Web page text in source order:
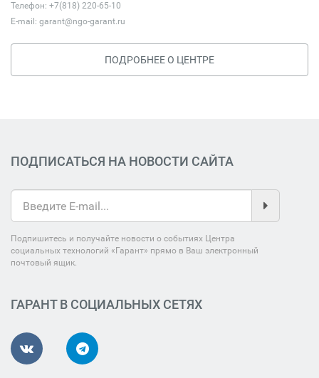
Телефон: +7(818) 220-65-10
E-mail: garant@ngo-garant.ru
ПОДРОБНЕЕ О ЦЕНТРЕ
ПОДПИСАТЬСЯ НА НОВОСТИ САЙТА
Подпишитесь и получайте новости о событиях Центра
социальных технологий «Гарант» прямо в Ваш электронный
почтовый ящик.
ГАРАНТ В СОЦИАЛЬНЫХ СЕТЯХ